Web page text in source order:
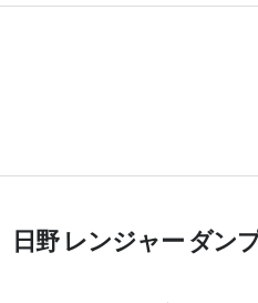
日野 レンジャー ダン